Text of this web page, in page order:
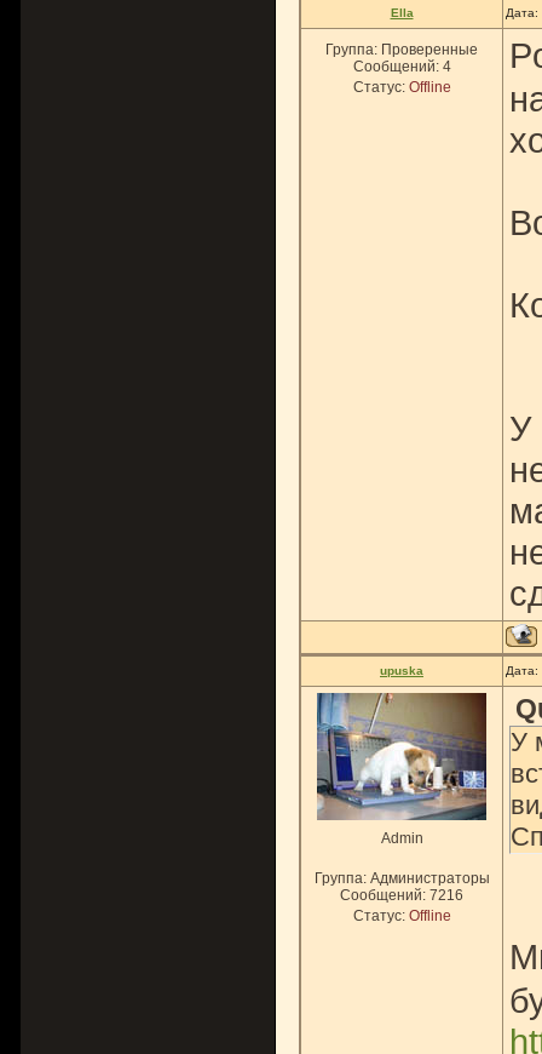
Ella Дата:
Группа: Проверенные
Сообщений: 4
Статус: Offline
У
upuska Дата:
Admin
Группа: Администраторы
Сообщений: 7216
Статус: Offline
У